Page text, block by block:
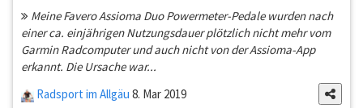
Meine Favero Assioma Duo Powermeter-Pedale wurden nach
einer ca. einjährigen Nutzungsdauer plötzlich nicht mehr vom
Garmin Radcomputer und auch nicht von der Assioma-App
erkannt. Die Ursache war...
Radsport im Allgäu 8. Mar 2019